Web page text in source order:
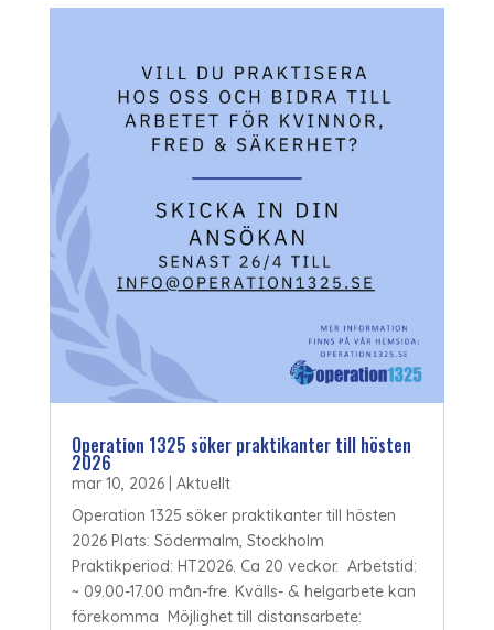
Operation 1325 söker praktikanter till hösten
2026
mar 10, 2026| Aktuellt
Operation 1325 söker praktikanter till hösten
2026 Plats: Södermalm, Stockholm
Praktikperiod: HT2026. Ca 20 veckor. Arbetstid:
~ 09.00-17.00 mån-fre. Kvälls- & helgarbete kan
förekomma Möjlighet till distansarbete: